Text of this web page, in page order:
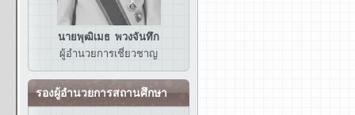
นายพุฒิเมธ พวงจันทึก
ผู้อำนวยการเชี่ยวชาญ
รองผู้อำนวยการสถานศึกษา